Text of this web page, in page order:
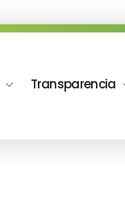
Transparencia